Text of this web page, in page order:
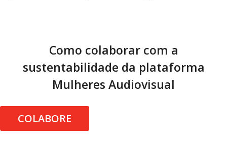
Como colaborar com a
sustentabilidade da plataforma
Mulheres Audiovisual
COLABORE